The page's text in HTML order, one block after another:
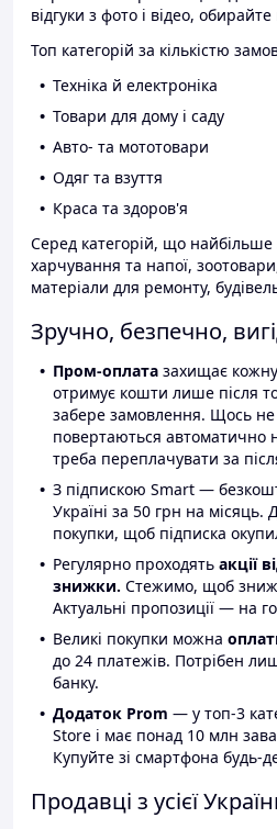
відгуки з фото і відео,
Топ категорій за кількістю
Техніка й електроніка
Товари для дому і саду
Авто- та мототовари
Одяг та взуття
Краса та здоров'я
Серед категорій, що
харчування та напої,
матеріали для ремонту,
Зручно, безпечно,
Пром-оплата захищає
отримує кошти лише після
забере замовлення. Щось
повертаються автоматично
треба переплачувати за
З підпискою Smart —
Україні за 50 грн на місяць.
покупки, щоб підписка
Регулярно проходять акції
знижки. Стежимо, щоб
Актуальні пропозиції — на
Великі покупки можна
до 24 платежів. Потрібен
банку.
Додаток Prom — у топ-3
Store і має понад 10 млн
Купуйте зі смартфона будь-
Продавці з усієї